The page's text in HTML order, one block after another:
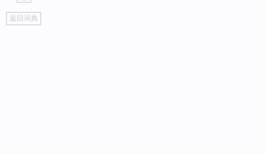
go
top
返回词典